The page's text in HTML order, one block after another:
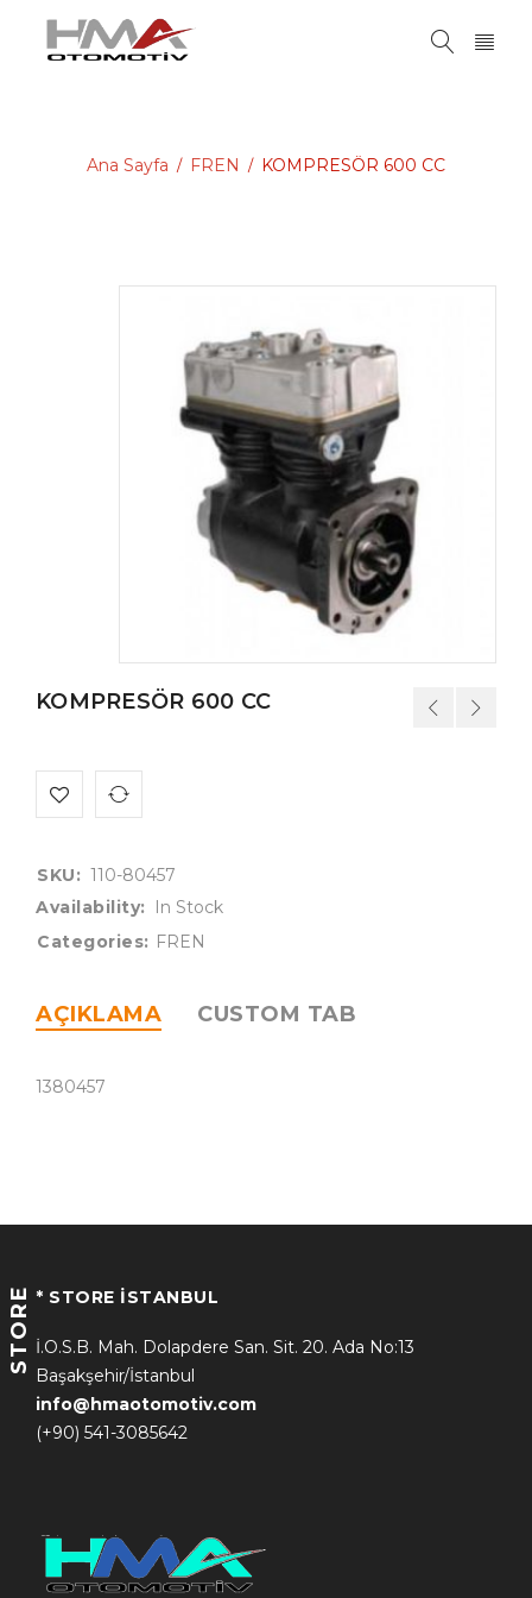
Ana Sayfa / FREN / KOMPRESÖR 600 CC
KOMPRESÖR 600 CC
SKU: 110-80457
Availability:
In Stock
Categories: FREN
AÇIKLAMA CUSTOM TAB
1380457
STORE * STORE İSTANBUL
İ.O.S.B. Mah. Dolapdere San. Sit. 20. Ada No:13
Başakşehir/İstanbul
info@hmaotomotiv.com
(+90) 541-3085642